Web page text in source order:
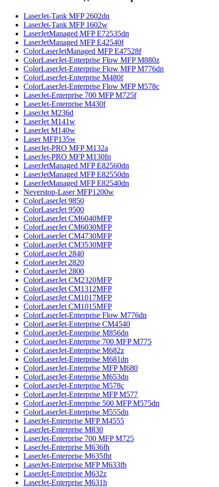
LaserJet-Tank MFP 2602dn
LaserJet-Tank MFP 1602w
LaserJetManaged MFP E72535dn
LaserJetManaged MFP E42540f
ColorLaserJetManaged MFP E47528f
ColorLaserJet-Enterprise Flow MFP M880z
ColorLaserJet-Enterprise Flow MFP M776dn
ColorLaserJet-Enterprise M480f
ColorLaserJet-Enterprise Flow MFP M578с
LaserJet-Enterprise 700 MFP M725f
LaserJet-Enterprise M430f
LaserJet M236d
LaserJet M141w
LaserJet M140w
Laser MFP135w
LaserJet-PRO MFP M132a
LaserJet-PRO MFP M130fn
LaserJetManaged MFP E82560dn
LaserJetManaged MFP E82550dn
LaserJetManaged MFP E82540dn
Neverstop-Laser MFP1200w
ColorLaserJet 9850
ColorLaserJet 9500
ColorLaserJet CM6040MFP
ColorLaserJet CM6030MFP
ColorLaserJet CM4730MFP
ColorLaserJet CM3530MFP
ColorLaserJet 2840
ColorLaserJet 2820
ColorLaserJet 2800
ColorLaserJet CM2320MFP
ColorLaserJet CM1312MFP
ColorLaserJet CM1017MFP
ColorLaserJet CM1015MFP
ColorLaserJet-Enterprise Flow M776dn
ColorLaserJet-Enterprise CM4540
ColorLaserJet-Enterprise M856dn
ColorLaserJet-Enterprise 700 MFP M775
ColorLaserJet-Enterprise M682z
ColorLaserJet-Enterprise M681dn
ColorLaserJet-Enterprise MFP M680
ColorLaserJet-Enterprise M653dn
ColorLaserJet-Enterprise M578с
ColorLaserJet-Enterprise MFP M577
ColorLaserJet-Enterprise 500 MFP M575dn
ColorLaserJet-Enterprise M555dn
LaserJet-Enterprise MFP M4555
LaserJet-Enterprise M830
LaserJet-Enterprise 700 MFP M725
LaserJet-Enterprise M636fh
LaserJet-Enterprise M635fht
LaserJet-Enterprise MFP M633fh
LaserJet-Enterprise M632z
LaserJet-Enterprise M631h